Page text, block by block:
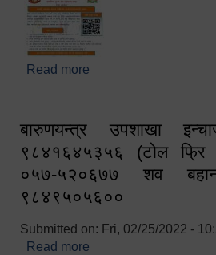
Read more
बारुणयन्त्र उपशाखा
९८४१६४५३५६ (टोल
०५७-५२०६७७ शव
९८४९५०५६००
Submitted on: Fri, 02/25/2022 -
Read more